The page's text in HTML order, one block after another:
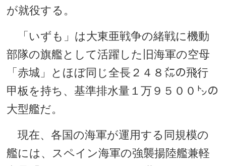
が就役する。
「いずも」は大東亜戦争の緒戦に機動
部隊の旗艦として活躍した旧海軍の空母
「赤城」とほぼ同じ全長２４８㍍の飛行
甲板を持ち、基準排水量１万９５００㌧の
大型艦だ。
現在、各国の海軍が運用する同規模の
艦には、スペイン海軍の強襲揚陸艦兼軽